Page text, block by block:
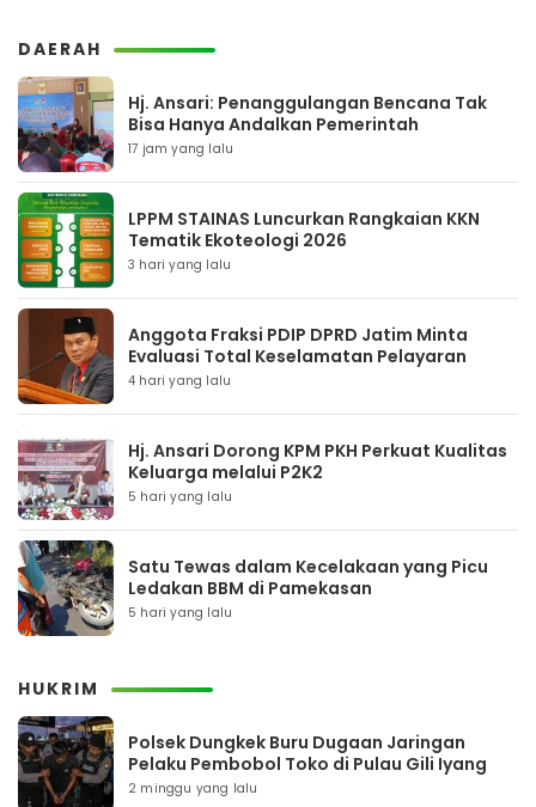
DAERAH
Hj. Ansari: Penanggulangan Bencana Tak
Bisa Hanya Andalkan Pemerintah
17 jam yang lalu
LPPM STAINAS Luncurkan Rangkaian KKN
Tematik Ekoteologi 2026
3 hari yang lalu
Anggota Fraksi PDIP DPRD Jatim Minta
Evaluasi Total Keselamatan Pelayaran
4 hari yang lalu
Hj. Ansari Dorong KPM PKH Perkuat Kualitas
Keluarga melalui P2K2
5 hari yang lalu
Satu Tewas dalam Kecelakaan yang Picu
Ledakan BBM di Pamekasan
5 hari yang lalu
HUKRIM
Polsek Dungkek Buru Dugaan Jaringan
Pelaku Pembobol Toko di Pulau Gili Iyang
2 minggu yang lalu